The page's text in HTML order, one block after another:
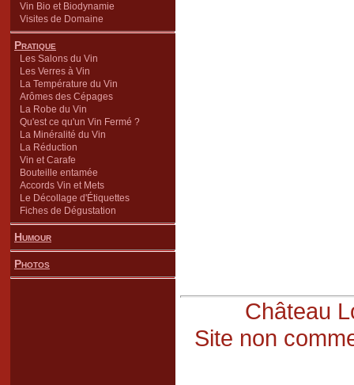
Vin Bio et Biodynamie
Visites de Domaine
Pratique
Les Salons du Vin
Les Verres à Vin
La Température du Vin
Arômes des Cépages
La Robe du Vin
Qu'est ce qu'un Vin Fermé ?
La Minéralité du Vin
La Réduction
Vin et Carafe
Bouteille entamée
Accords Vin et Mets
Le Décollage d'Étiquettes
Fiches de Dégustation
Humour
Photos
Château
Site non